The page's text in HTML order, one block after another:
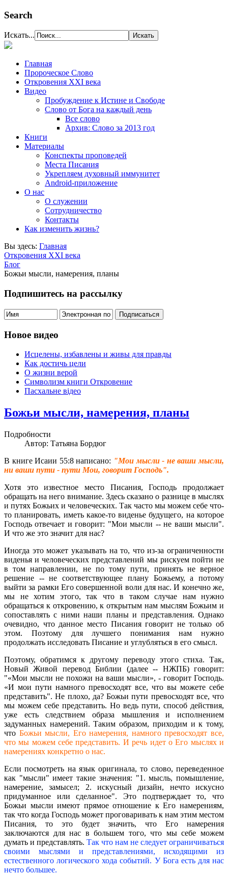
Search
Искать...
Главная
Пророческое Слово
Откровения ХХІ века
Видео
Пробуждение к Истине и Свободе
Слово от Бога на каждый день
Все слово
Архив: Слово за 2013 год
Книги
Материалы
Конспекты проповедей
Места Писания
Укрепляем духовный иммунитет
Android-приложение
О нас
О служении
Сотрудничество
Контакты
Как изменить жизнь?
Вы здесь: Главная
Откровения ХХІ века
Блог
Божьи мысли, намерения, планы
Подпишитесь на рассылку
Новое видео
Исцелены, избавлены и живы для правды
Как достичь цели
О жизни верой
Символизм книги Откровение
Пасхальне відео
Божьи мысли, намерения, планы
Подробности
Автор: Татьяна Бордюг
В книге Исаии 55:8 написано: "Мои мысли - не ваши мысли,
ни ваши пути - пути Мои, говорит Господь".
Хотя это известное место Писания, Господь продолжает
обращать на него внимание. Здесь сказано о разнице в мыслях
и путях Божьих и человеческих. Так часто мы можем себе что-
то планировать, иметь какое-то виденье будущего, на которое
Господь отвечает и говорит: "Мои мысли -- не ваши мысли".
И что же это значит для нас?
Иногда это может указывать на то, что из-за ограниченности
виденья и человеческих представлений мы рискуем пойти не
в том направлении, не по тому пути, принять не верное
решение -- не соответствующее плану Божьему, а потому
выйти за рамки Его совершенной воли для нас. И конечно же,
мы не хотим этого, так что в таком случае нам нужно
обращаться к откровению, к открытым нам мыслям Божьим и
сопоставлять с ними наши планы и представления. Однако
очевидно, что данное место Писания говорит не только об
этом. Поэтому для лучшего понимания нам нужно
продолжать исследовать Писание и углубляться в его смысл.
Поэтому, обратимся к другому переводу этого стиха. Так,
Новый Живой перевод Библии (далее -- НЖПБ) говорит:
"«Мои мысли не похожи на ваши мысли», - говорит Господь.
«И мои пути намного превосходят все, что вы можете себе
представить". Не плохо, да? Божьи пути превосходят все, что
мы можем себе представить. Но ведь пути, способ действия,
уже есть следствием образа мышления и исполнением
задуманных намерений. Таким образом, приходим и к тому,
что Божьи мысли, Его намерения, намного превосходят все,
что мы можем себе представить. И речь идет о Его мыслях и
намерениях конкретно о нас.
Если посмотреть на язык оригинала, то слово, переведенное
как "мысли" имеет такие значения: "1. мысль, помышление,
намерение, замысел; 2. искусный дизайн, нечто искусно
придуманное или сделанное". Это подтверждает то, что
Божьи мысли имеют прямое отношение к Его намерениям,
так что когда Господь может проговаривать к нам этим местом
Писания, то это будет значить, что Его намерения
заключаются для нас в большем того, что мы себе можем
думать и представлять. Так что нам не следует ограничиваться
своими мыслями и представлениями, исходящими из
естественного логического хода событий. У Бога есть для нас
нечто большее.